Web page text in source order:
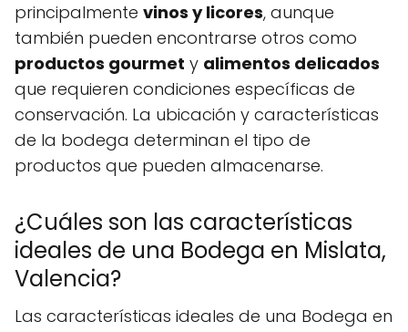
principalmente vinos y licores, aunque
también pueden encontrarse otros como
productos gourmet y alimentos delicados
que requieren condiciones específicas de
conservación. La ubicación y características
de la bodega determinan el tipo de
productos que pueden almacenarse.
¿Cuáles son las características
ideales de una Bodega en Mislata,
Valencia?
Las características ideales de una Bodega en